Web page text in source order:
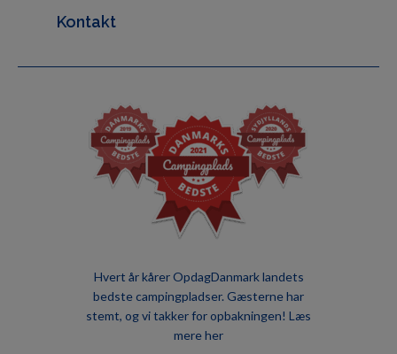
Kontakt
Hvert år kårer OpdagDanmark landets
bedste campingpladser. Gæsterne har
stemt, og vi takker for opbakningen! Læs
mere her